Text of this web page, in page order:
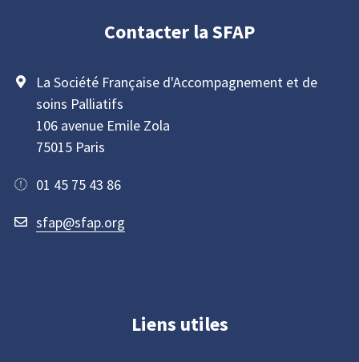
Contacter la SFAP
La Société Française d'Accompagnement et de
soins Palliatifs
106 avenue Emile Zola
75015 Paris
01 45 75 43 86
sfap@sfap.org
Liens utiles